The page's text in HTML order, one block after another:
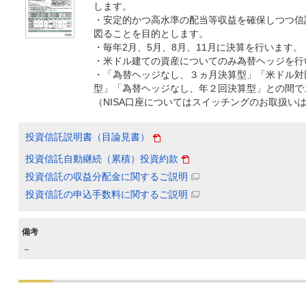
します。
・安定的かつ高水準の配当等収益を確保しつつ
図ることを目的とします。
・毎年2月、5月、8月、11月に決算を行います。
・米ドル建ての資産についてのみ為替ヘッジを
・「為替ヘッジなし、３ヵ月決算型」「米ドル
型」「為替ヘッジなし、年２回決算型」との間
（NISA口座についてはスイッチングのお取扱い
投資信託説明書（目論見書）
投資信託自動継続（累積）投資約款
投資信託の収益分配金に関するご説明
投資信託の申込手数料に関するご説明
備考
－